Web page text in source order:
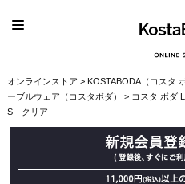
オンラインストア > KOSTABODA（コスタ
ーブルウェア（コスタボダ）
> コスタ ボダ
S クリア